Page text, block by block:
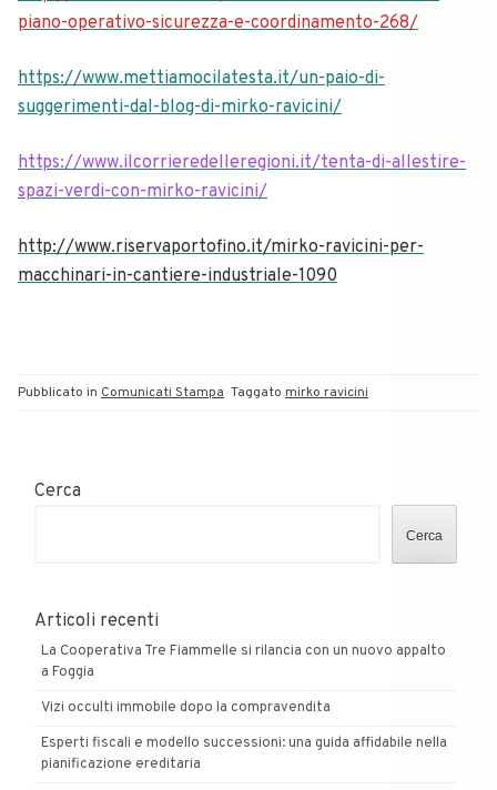
piano-operativo-sicurezza-e-coordinamento-268/
https://www.mettiamocilatesta.it/un-paio-di-
suggerimenti-dal-blog-di-mirko-ravicini/
https://www.ilcorrieredelleregioni.it/tenta-di-allestire-
spazi-verdi-con-mirko-ravicini/
http://www.riservaportofino.it/mirko-ravicini-per-
macchinari-in-cantiere-industriale-1090
Pubblicato in Comunicati Stampa Taggato mirko ravicini
Cerca
Cerca
Articoli recenti
La Cooperativa Tre Fiammelle si rilancia con un nuovo appalto
a Foggia
Vizi occulti immobile dopo la compravendita
Esperti fiscali e modello successioni: una guida affidabile nella
pianificazione ereditaria